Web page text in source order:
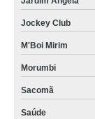
Jockey Club
M'Boi Mirim
Morumbi
Sacomã
Saúde